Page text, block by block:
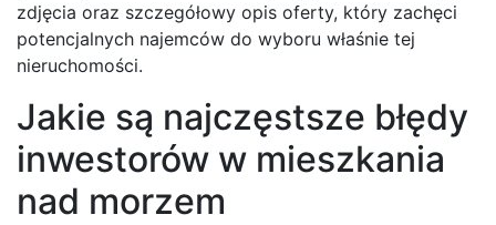
zdjęcia oraz szczegółowy opis oferty, który zachęci
potencjalnych najemców do wyboru właśnie tej
nieruchomości.
Jakie są najczęstsze błędy
inwestorów w mieszkania
nad morzem